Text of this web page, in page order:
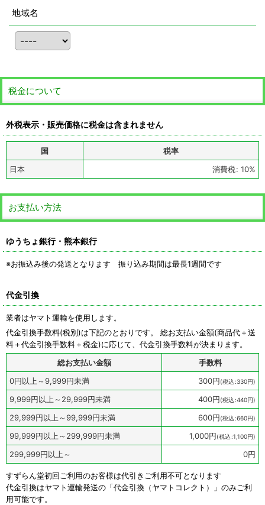
地域名
税金について
外税表示・販売価格に税金は含まれません
国
税率
日本
消費税: 10%
お支払い方法
ゆうちょ銀行・熊本銀行
※お振込み後の発送となります 振り込み期間は最長1週間です
代金引換
業者はヤマト運輸を使用します。
代金引換手数料(税別)は下記のとおりです。 総お支払い金額(商品代＋送
料＋代金引換手数料＋税金)に応じて、代金引換手数料が決まります。
総お支払い金額
手数料
0円以上～9,999円未満 300円(税込:330円)
9,999円以上～29,999円未満 400円(税込:440円)
29,999円以上～99,999円未満 600円(税込:660円)
99,999円以上～299,999円未満 1,000円(税込:1,100円)
299,999円以上～ 0円
すずらん堂初回ご利用のお客様は代引きご利用不可となります
代金引換はヤマト運輸発送の「代金引換（ヤマトコレクト）」のみご利
用可能です。